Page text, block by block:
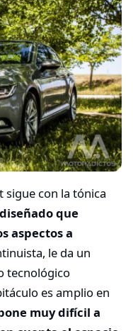
sigue con la tónica
que
aspectos a
le da un
tecnológico
es amplio en
muy difícil a